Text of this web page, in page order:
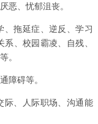
恶、忧郁沮丧。
、拖延症、逆反、学习
系、校园霸凌、自残
等。
障碍等。
、 人际职场、 沟通能